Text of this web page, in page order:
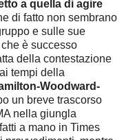
a quella di agire
di fatto non sembrano
e sulle sue
è successo
della contestazione
tempi della
Woodward-
un breve trascorso
nella giungla
a mano in Times